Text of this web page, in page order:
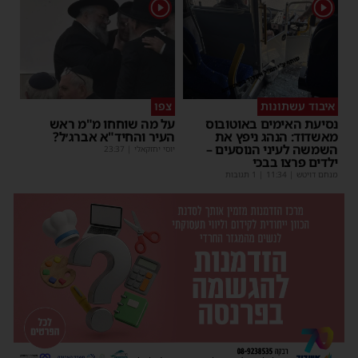
1
איבוד עשתונות
נסיעת האימים באוטובוס
מאשדוד: הנהג ניפץ את
השמשה לעיני הנוסעים –
ילדים פרצו בבכי
מנחם דויטש 11:34
1
צפו
על מה שוחחו מ"מ ראש
העיר והחיד"א אברג׳ל?
יוסי יחזקאלי 23:37